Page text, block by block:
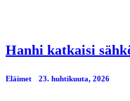
Hanhi katkaisi
Eläimet 23. huhtikuuta, 2026